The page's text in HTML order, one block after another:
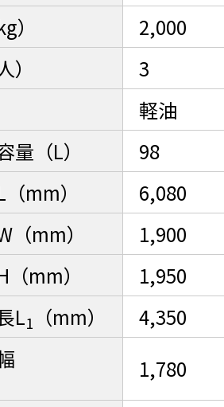
）
2,000
3
軽油
量（L）
98
mm）
6,080
mm）
1,900
mm）
1,950
L1 （mm）
4,350
1,780